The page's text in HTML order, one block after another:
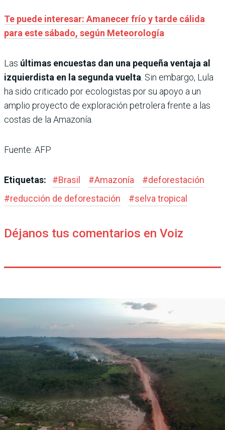
Te puede interesar: Amanecer frío y tarde cálida
para este sábado, según Meteorología
Las últimas encuestas dan una pequeña ventaja al
izquierdista en la segunda vuelta . Sin embargo, Lula
ha sido criticado por ecologistas por su apoyo a un
amplio proyecto de exploración petrolera frente a las
costas de la Amazonía.
Fuente: AFP
Etiquetas: #Brasil #Amazonía #deforestación
#reducción de deforestación #selva tropical
Déjanos tus comentarios en Voiz